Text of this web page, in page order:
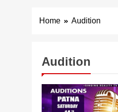
Home Audition
Audition